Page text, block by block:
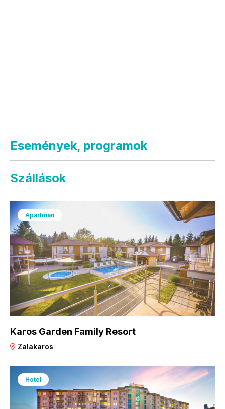
Események, programok
Szállások
Apartman
Karos Garden Family Resort
Zalakaros
Hotel